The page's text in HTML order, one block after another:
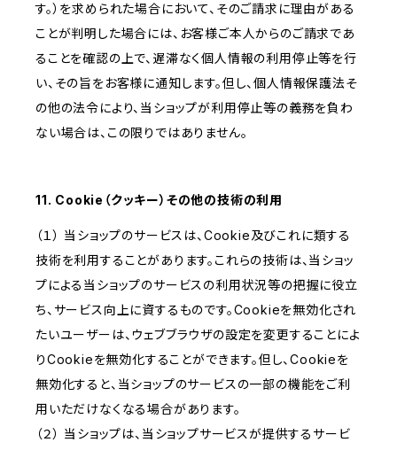
す。）を求められた場合において、そのご請求に理由がある
ことが判明した場合には、お客様ご本人からのご請求であ
ることを確認の上で、遅滞なく個人情報の利用停止等を行
い、その旨をお客様に通知します。但し、個人情報保護法そ
の他の法令により、当ショップが利用停止等の義務を負わ
ない場合は、この限りではありません。
11. Cookie（クッキー）その他の技術の利用
（１） 当ショップのサービスは、Cookie及びこれに類する
技術を利用することがあります。これらの技術は、当ショッ
プによる当ショップのサービスの利用状況等の把握に役立
ち、サービス向上に資するものです。Cookieを無効化され
たいユーザーは、ウェブブラウザの設定を変更することによ
りCookieを無効化することができます。但し、Cookieを
無効化すると、当ショップのサービスの一部の機能をご利
用いただけなくなる場合があります。
（２） 当ショップは、当ショップサービスが提供するサービ